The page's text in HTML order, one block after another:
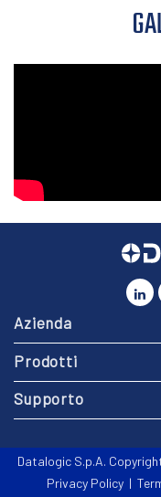
Azienda
Prodotti
Supporto
Datalogic S.p.A.
Privacy Policy|